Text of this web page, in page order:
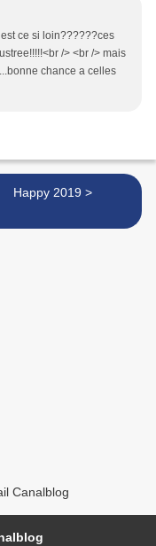
ce si loin??????ces
/> <br /> mais
chance a celles
Happy 2019 >
Canalblog